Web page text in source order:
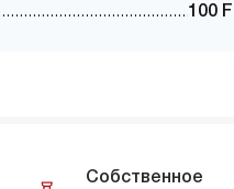
100 F
Собственное